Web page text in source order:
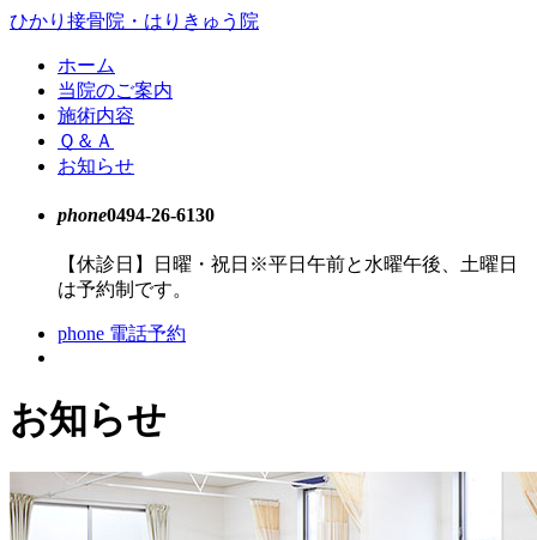
コ
ひかり接骨院・はりきゅう院
ホーム
当院のご案内
施術内容
Ｑ＆Ａ
お知らせ
phone0494-26-6130
【休診日】日曜・祝日 ※平日午前と水曜午後、土曜日
は予約制です。
phone 電話予約
お知らせ